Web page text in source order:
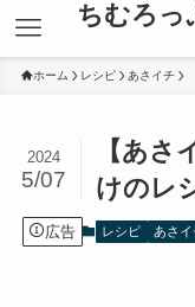
ちむろっ
ホーム レシピ あさイチ
【あさ
けのレ
2024
5/07
広告 レシピ あさイ